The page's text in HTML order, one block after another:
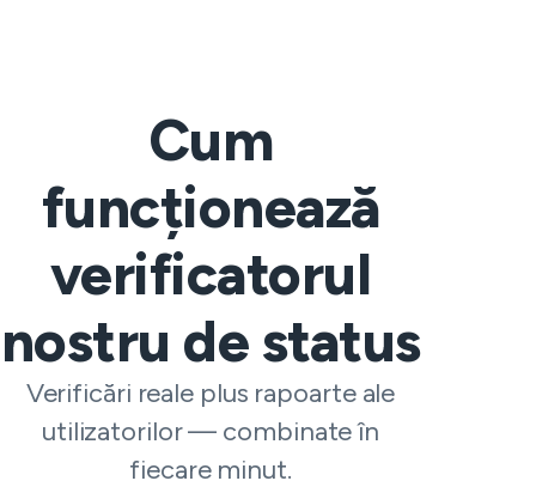
Cum
funcționează
verificatorul
nostru de status
Verificări reale plus rapoarte ale
utilizatorilor — combinate în
fiecare minut.